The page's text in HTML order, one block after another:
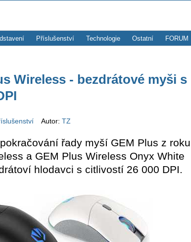
Příslušenství Technologie Ostatní FORUM
Wireless - bezdrátové myši s
Autor: TZ
řady myší GEM Plus z roku
a GEM Plus Wireless Onyx White
hlodavci s citlivostí 26 000 DPI.